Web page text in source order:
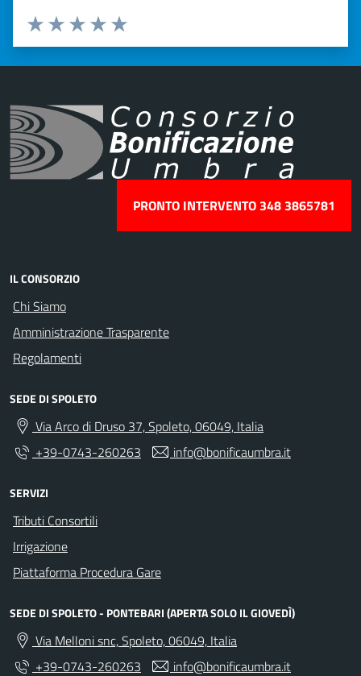
Valuta 5 stelle su 5
Valuta 4 stelle su 5
Valuta 3 stelle su 5
Valuta 2 stelle su 5
Valuta 1 stelle su 5
PRONTO INTERVENTO 348 3865781
IL CONSORZIO
Chi Siamo
Amministrazione Trasparente
Regolamenti
SEDE DI SPOLETO
Via Arco di Druso 37, Spoleto, 06049, Italia
+39-0743-260263
info@bonificaumbra.it
SERVIZI
Tributi Consortili
Irrigazione
Piattaforma Procedura Gare
SEDE DI SPOLETO - PONTEBARI (APERTA SOLO IL GIOVEDÌ)
Via Melloni snc, Spoleto, 06049, Italia
+39-0743-260263
info@bonificaumbra.it